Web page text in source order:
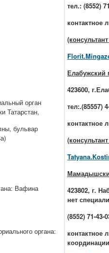
орган
Татарстан,
бульвар
Вафина
органа:
тел.: (8552)
контактное
Елабужский
423600,
тел:.(85557)
контактное
423802, г.
нет
(8552) 71-43-
контактное